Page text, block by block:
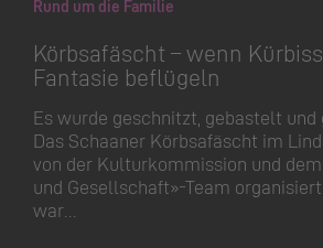
Rund um die Familie
Körbsafäscht – wenn
Fantasie beflügeln
Es wurde geschnitzt, gebastelt und
Das Schaaner Körbsafäscht im
von der Kulturkommission und
und Gesellschaft»-Team organisiert
war…